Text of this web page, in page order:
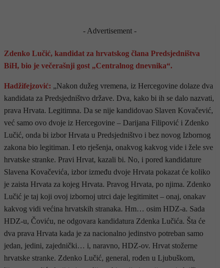
- Advertisement -
Zdenko Lučić, kandidat za hrvatskog člana Predsjedništva
BiH, bio je večerašnji gost „Centralnog dnevnika“.
Hadžifejzović: „Nakon dužeg vremena, iz Hercegovine dolaze dva
kandidata za Predsjedništvo države. Dva, kako bi ih se dalo nazvati,
prava Hrvata. Legitimna. Da se nije kandidovao Slaven Kovačević,
već samo ovo dvoje iz Hercegovine – Darijana Filipović i Zdenko
Lučić, onda bi izbor Hrvata u Predsjedništvo i bez novog Izbornog
zakona bio legitiman. I eto rješenja, onakvog kakvog vide i žele sve
hrvatske stranke. Pravi Hrvat, kazali bi. No, i pored kandidature
Slavena Kovačevića, izbor između dvoje Hrvata pokazat će koliko
je zaista Hrvata za kojeg Hrvata. Pravog Hrvata, po njima. Zdenko
Lučić je taj koji ovoj izbornoj utrci daje legitimitet – onaj, onakav
kakvog vidi većina hrvatskih stranaka. Hm… osim HDZ-a. Sada
HDZ-u, Čoviću, ne odgovara kandidatura Zdenka Lučića. Šta će
dva prava Hrvata kada je za nacionalno jedinstvo potreban samo
jedan, jedini, zajednički… i, naravno, HDZ-ov. Hrvat stožerne
hrvatske stranke. Zdenko Lučić, general, rođen u Ljubuškom,